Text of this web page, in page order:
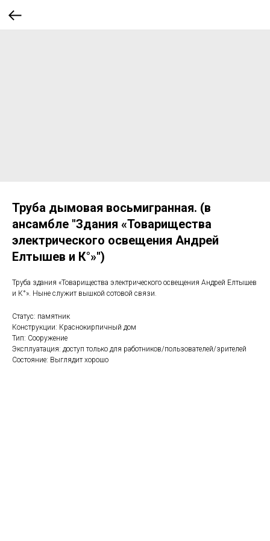
Труба дымовая восьмигранная. (в
ансамбле "Здания «Товарищества
электрического освещения Андрей
Елтышев и К°»")
Труба здания «Товарищества электрического освещения Андрей Елтышев
и К°». Ныне служит вышкой сотовой связи.
Статус: памятник
Конструкции: Краснокирпичный дом
Тип: Сооружение
Эксплуатация: доступ только для работников/пользователей/зрителей
Состояние: Выглядит хорошо